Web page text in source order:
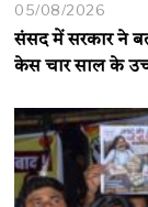
05/08/2026
संसद में सरकार ने
केस चार साल के